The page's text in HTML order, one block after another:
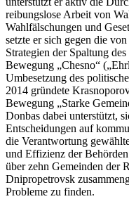
reibungslose Arbeit von
Wahlfälschungen und
setzte er sich gegen die
Strategien der Spaltung
Bewegung „Chesno“
Umbesetzung des
2014 gründete
Bewegung „Starke
Donbas dabei unterstützt,
Entscheidungen auf
die Verantwortung
und Effizienz der
über zehn Gemeinden der
Dnipropetrovsk
Probleme zu finden.